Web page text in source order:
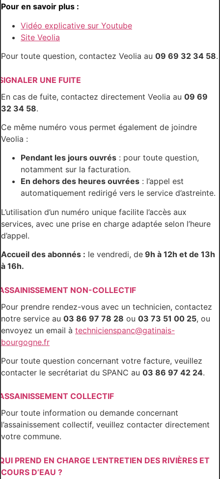
Pour en savoir plus :
Vidéo explicative sur Youtube
Site Veolia
Pour toute question, contactez Veolia au 09 69 32 34 58.
UNE FUITE
En cas de fuite, contactez directement Veolia au 09 69
32 34 58.
Ce même numéro vous permet également de joindre
Veolia :
Pendant les jours ouvrés : pour toute question,
notamment sur la facturation.
En dehors des heures ouvrées : l’appel est
automatiquement redirigé vers le service d’astreinte.
L’utilisation d’un numéro unique facilite l’accès aux
services, avec une prise en charge adaptée selon l’heure
d’appel.
Accueil des abonnés : le vendredi, de 9h à 12h et de 13h
à 16h.
NON-COLLECTIF
Pour prendre rendez-vous avec un technicien, contactez
notre service au 03 86 97 78 28 ou 03 73 51 00 25, ou
envoyez un email à technicienspanc@gatinais-
bourgogne.fr
Pour toute question concernant votre facture, veuillez
contacter le secrétariat du SPANC au 03 86 97 42 24.
COLLECTIF
Pour toute information ou demande concernant
l’assainissement collectif, veuillez contacter directement
votre commune.
PREND EN CHARGE L'ENTRETIEN DES RIVIÈRES ET
COURS D’EAU ?